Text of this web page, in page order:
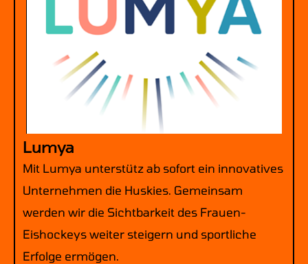
Lumya
Mit Lumya unterstütz ab sofort ein innovatives
Unternehmen die Huskies. Gemeinsam
werden wir die Sichtbarkeit des Frauen-
Eishockeys weiter steigern und sportliche
Erfolge ermögen.